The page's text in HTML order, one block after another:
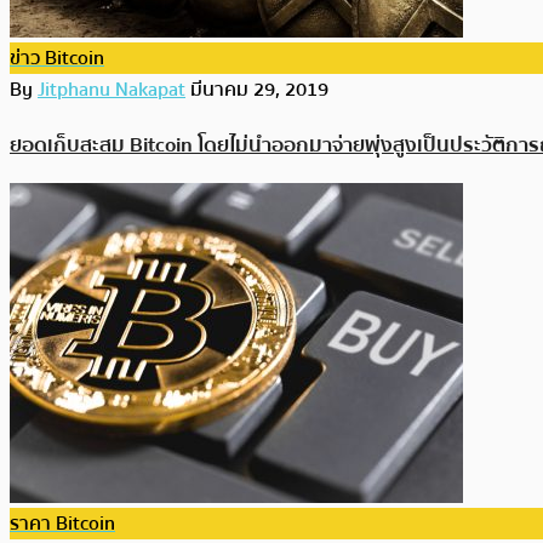
ข่าว Bitcoin
ByJitphanu Nakapatมีนาคม 29, 2019
ยอดเก็บสะสม Bitcoin โดยไม่นำออกมาจ่ายพุ่งสูงเป็นประวัติก
ราคา Bitcoin